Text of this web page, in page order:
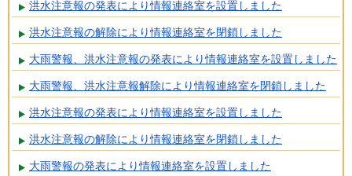
洪水注意報の発表により情報連絡室を設置しました
洪水注意報の解除により情報連絡室を閉鎖しました
大雨警報、洪水注意報の発表により情報連絡室を設置しました
大雨警報、洪水注意報解除により情報連絡室を閉鎖しました
洪水注意報の発表により情報連絡室を設置しました
洪水注意報の解除により情報連絡室を閉鎖しました
大雨警報の発表により情報連絡室を設置しました